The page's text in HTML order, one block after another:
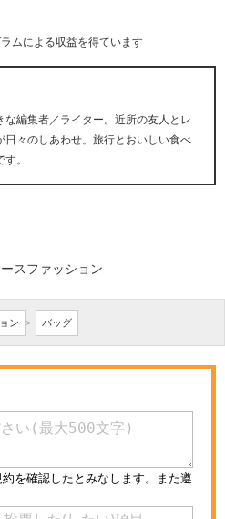
ムによる収益を得ています
な編集者／ライター。近所の友人とレ
日々のしあわせ。旅行とおいしい食べ
。
スファッション
ン > バッグ